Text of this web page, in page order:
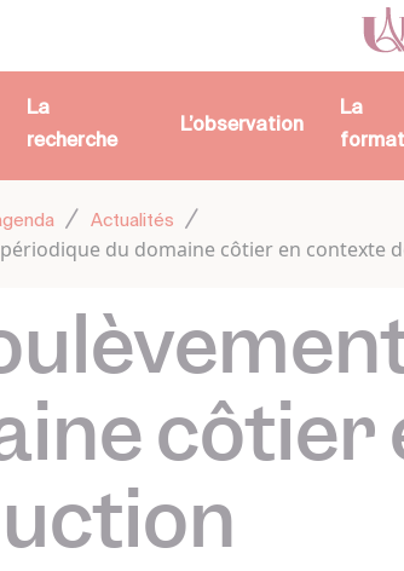
La
recherche
L’observation
La
Actualités
du domaine côtier en contexte
côtier